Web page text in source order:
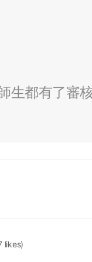
生都有了審
likes)